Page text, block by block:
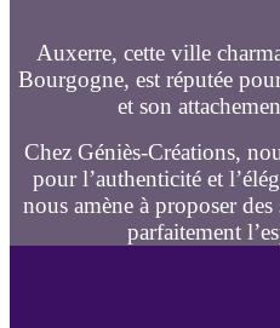
Auxerre, cette ville
Bourgogne, est réputée
et son
Chez Géniès-Créations,
pour l’authenticité et
nous amène à proposer
parfaitement